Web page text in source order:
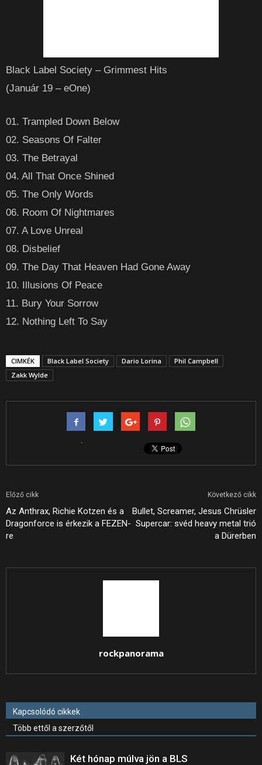
Black Label Society – Grimmest Hits
(Január 19 – eOne)
01. Trampled Down Below
02. Seasons Of Falter
03. The Betrayal
04. All That Once Shined
05. The Only Words
06. Room Of Nightmares
07. A Love Unreal
08. Disbelief
09. The Day That Heaven Had Gone Away
10. Illusions Of Peace
11. Bury Your Sorrow
12. Nothing Left To Say
CIMKÉK Black Label Society Dario Lorina
Phil Campbell
Zakk Wylde
Előző cikk
Az Anthrax, Richie Kotzen és a
Dragonforce is érkezik a FEZEN-
re
Következő cikk
Bullet, Screamer, Jesus Chrüsler
Supercar: svéd heavy metal trió
a Dürerben
rockpanorama
Kapcsolódó cikkek
Több ettől a szerzőtől
Két hónap múlva jön a BLS